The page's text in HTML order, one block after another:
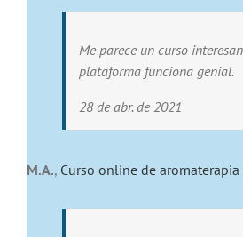
Me parece un curso
plataforma funciona genial.
28 de abr. de 2021
M.A., Curso online de aromaterapia